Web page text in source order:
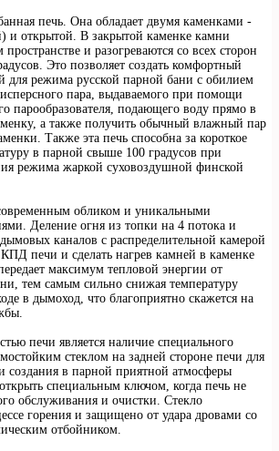
печь. Она обладает двумя каменками -
и открытой. В закрытой каменке камни
и разогреваются со всех сторон
Это позволяет создать комфортный
для режима русской парной бани с обилием
пара, выдаваемого при помощи
парообразователя, подающего воду прямо в
а также получить обычный влажный пар
Также эта печь способна за короткое
в парной свыше 100 градусов при
режима жаркой суховоздушной финской
обликом и уникальными
Деление огня из топки на 4 потока и
каналов с распределительной камерой
печи и сделать нагрев камней в каменке
максимум тепловой энергии от
тем самым сильно снижая температуру
в дымоход, что благоприятно скажется на
печи является наличие специального
стеклом на задней стороне печи для
создания в парной приятной атмосферы
специальным ключом, когда печь не
обслуживания и очистки. Стекло
горения и защищено от удара дровами со
отбойником.